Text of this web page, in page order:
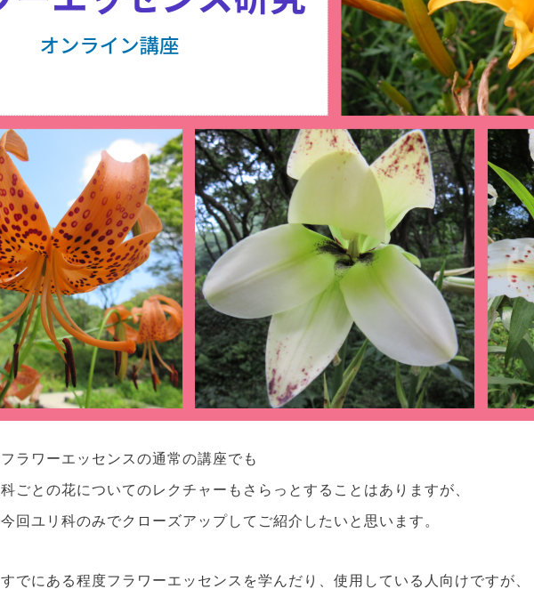
フラワーエッセンスの通常の講座でも
科ごとの花についてのレクチャーもさらっとすることはありますが、
今回ユリ科のみでクローズアップしてご紹介したいと思います。
すでにある程度フラワーエッセンスを学んだり、使用している人向けですが、